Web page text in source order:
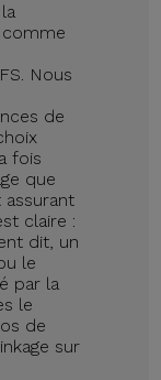
Nous
de
fois
que
assurant
claire :
dit, un
le
par la
le
de
sur